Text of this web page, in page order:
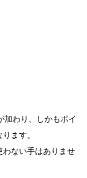
加わり、しかもポイ
ます。
わない手はありませ